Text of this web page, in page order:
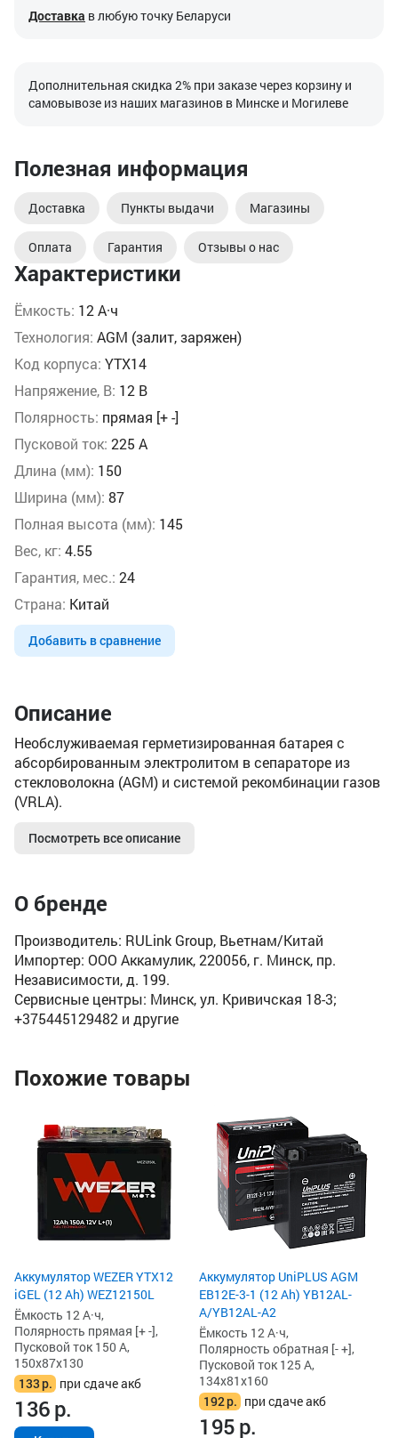
Характеристики
Ёмкость: 12 А·ч
Технология: AGM (залит, заряжен)
Код корпуса: YTX14
Напряжение, В: 12 В
Полярность: прямая [+ -]
Пусковой ток: 225 А
Длина (мм): 150
Ширина (мм): 87
Полная высота (мм): 145
Вес, кг: 4.55
Гарантия, мес.: 24
Страна: Китай
Добавить в сравнение
Доставка в любую точку Беларуси
Дополнительная скидка 2% при заказе через корзину и
самовывозе из наших магазинов в Минске и Могилеве
Полезная информация
Доставка Пункты выдачи Магазины
Оплата Гарантия Отзывы о нас
Описание
Необслуживаемая герметизированная батарея с
абсорбированным электролитом в сепараторе из
стекловолокна (AGM) и системой рекомбинации газов
(VRLA).
Посмотреть все описание
О бренде
Производитель: RULink Group, Вьетнам/Китай
Импортер: ООО Аккамулик, 220056, г. Минск, пр.
Независимости, д. 199.
Сервисные центры: Минск, ул. Кривичская 18-3;
+375445129482 и другие
Похожие товары
Аккумулятор WEZER YTX12
iGEL (12 Ah) WEZ12150L
Ёмкость 12 А·ч,
Полярность прямая [+ -],
Пусковой ток 150 А,
150x87x130
133р. при сдаче акб
136р.
Аккумулятор UniPLUS AGM
EB12E-3-1 (12 Ah) YB12AL-
A/YB12AL-A2
Ёмкость 12 А·ч,
Полярность обратная [- +],
Пусковой ток 125 А,
134x81x160
192р. при сдаче акб
195р.